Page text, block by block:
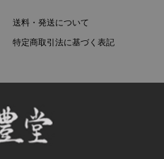
送料・発送について
特定商取引法に基づく表記